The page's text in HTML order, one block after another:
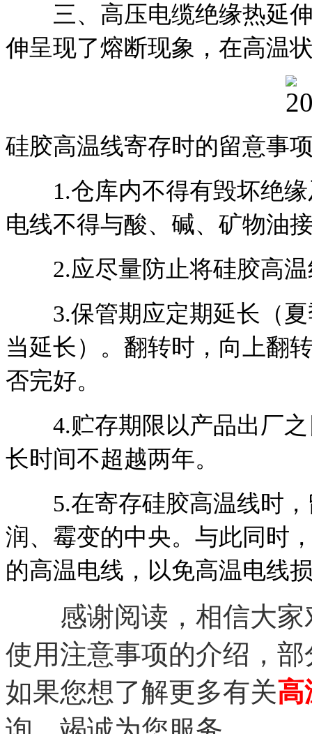
三、高压电缆绝缘热延
伸呈现了熔断现象，在高温
硅胶高温线寄存时的留意事
1.仓库内不得有毁坏绝缘
电线不得与酸、碱、矿物油
2.应尽量防止将硅胶高温
3.保管期应定期延长（
当延长）。翻转时，向上翻
否完好。
4.贮存期限以产品出厂之
长时间不超越两年。
5.在寄存硅胶高温线时，
润、霉变的中央。与此同时
的高温电线，以免高温电线
感谢阅读，相信大家
使用注意事项的介绍，
如果您想了解更多有关高